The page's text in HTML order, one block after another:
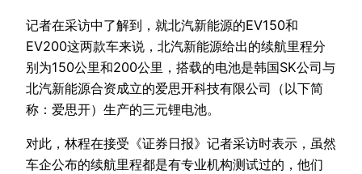
记者在采访中了解到，就北汽新能源的EV150和
EV200这两款车来说，北汽新能源给出的续航里程分
别为150公里和200公里，搭载的电池是韩国SK公司与
北汽新能源合资成立的爱思开科技有限公司（以下简
称：爱思开）生产的三元锂电池。
对此，林程在接受《证券日报》记者采访时表示，虽然
车企公布的续航里程都是有专业机构测试过的，他们